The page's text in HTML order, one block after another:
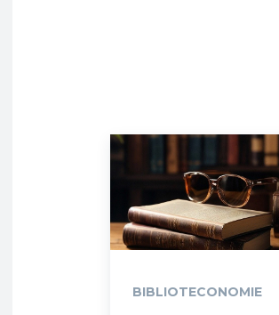
BIBLIOTECONOMIE